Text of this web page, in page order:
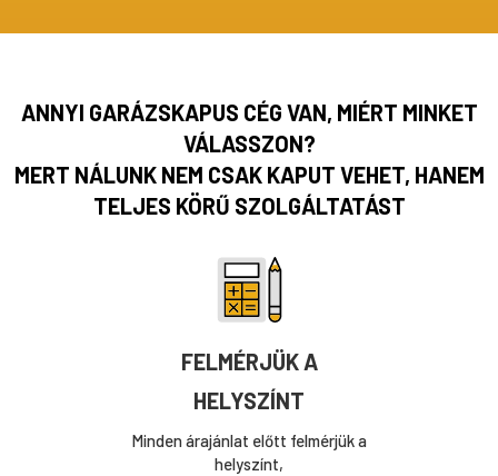
ANNYI GARÁZSKAPUS CÉG VAN, MIÉRT MINKET
VÁLASSZON?
MERT NÁLUNK NEM CSAK KAPUT VEHET, HANEM
TELJES KÖRŰ SZOLGÁLTATÁST
FELMÉRJÜK A
HELYSZÍNT
Minden árajánlat előtt felmérjük a
helyszínt,